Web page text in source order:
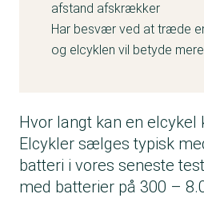
afstand afskrækker
Har besvær ved at træde
og elcyklen vil betyde
Hvor langt kan en elcykel
Elcykler sælges typisk
batteri i vores seneste
med batterier på 300 –